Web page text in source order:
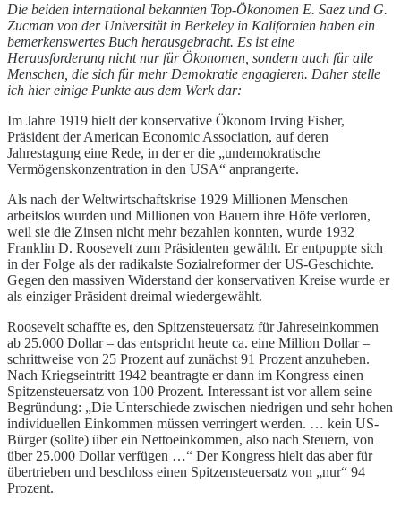
Die beiden international bekannten Top-Ökonomen E. Saez und G.
Zucman von der Universität in Berkeley in Kalifornien haben ein
bemerkenswertes Buch herausgebracht. Es ist eine
Herausforderung nicht nur für Ökonomen, sondern auch für alle
Menschen, die sich für mehr Demokratie engagieren. Daher stelle
ich hier einige Punkte aus dem Werk dar:
Im Jahre 1919 hielt der konservative Ökonom Irving Fisher,
Präsident der American Economic Association, auf deren
Jahrestagung eine Rede, in der er die „undemokratische
Vermögenskonzentration in den USA“ anprangerte.
Als nach der Weltwirtschaftskrise 1929 Millionen Menschen
arbeitslos wurden und Millionen von Bauern ihre Höfe verloren,
weil sie die Zinsen nicht mehr bezahlen konnten, wurde 1932
Franklin D. Roosevelt zum Präsidenten gewählt. Er entpuppte sich
in der Folge als der radikalste Sozialreformer der US-Geschichte.
Gegen den massiven Widerstand der konservativen Kreise wurde er
als einziger Präsident dreimal wiedergewählt.
Roosevelt schaffte es, den Spitzensteuersatz für Jahreseinkommen
ab 25.000 Dollar – das entspricht heute ca. eine Million Dollar –
schrittweise von 25 Prozent auf zunächst 91 Prozent anzuheben.
Nach Kriegseintritt 1942 beantragte er dann im Kongress einen
Spitzensteuersatz von 100 Prozent. Interessant ist vor allem seine
Begründung: „Die Unterschiede zwischen niedrigen und sehr hohen
individuellen Einkommen müssen verringert werden. … kein US-
Bürger (sollte) über ein Nettoeinkommen, also nach Steuern, von
über 25.000 Dollar verfügen …“ Der Kongress hielt das aber für
übertrieben und beschloss einen Spitzensteuersatz von „nur“ 94
Prozent.